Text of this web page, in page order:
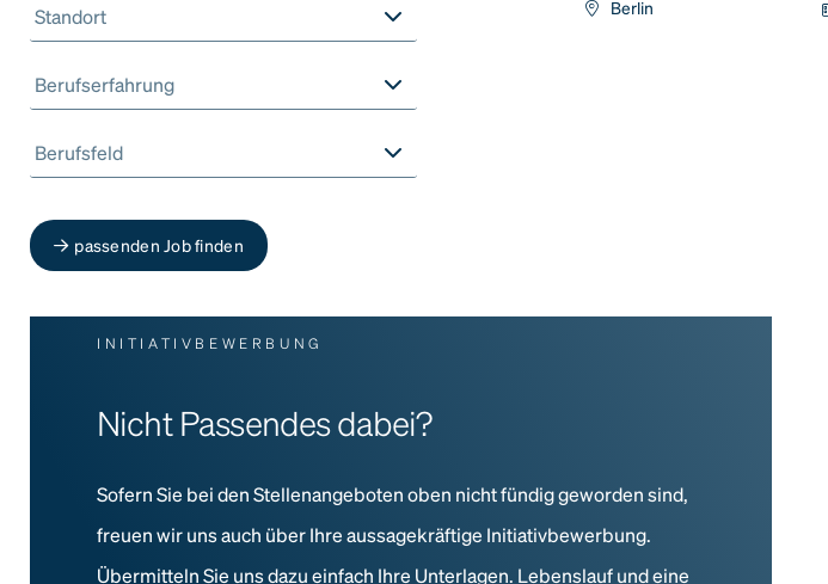
Standort
Berufserfahrung
Berufsfeld
passenden Job finden
Berlin
INITIATIVBEWERBUNG
Nicht Passendes dabei?
Sofern Sie bei den Stellenangeboten oben nicht fündig geworden sind,
freuen wir uns auch über Ihre aussagekräftige Initiativbewerbung.
Übermitteln Sie uns dazu einfach Ihre Unterlagen. Lebenslauf und eine